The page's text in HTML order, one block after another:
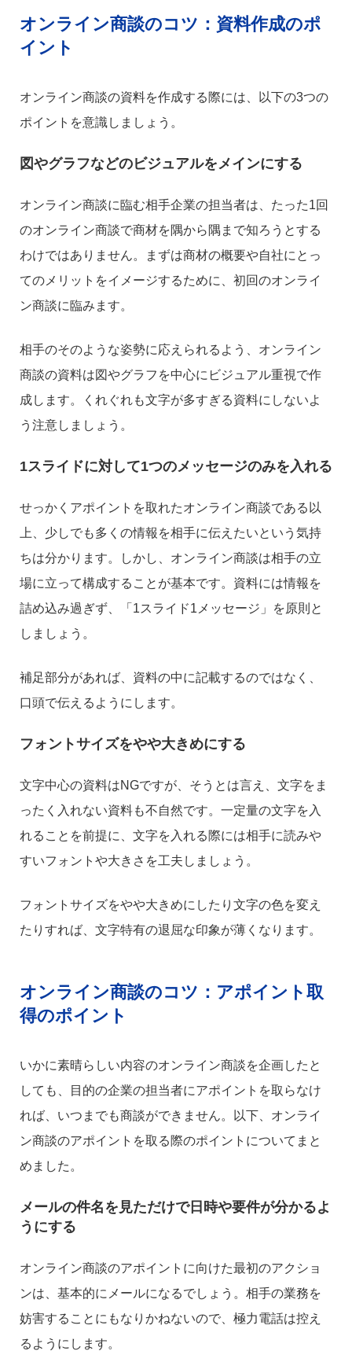
オンライン商談のコツ：資料作成のポ
イント
オンライン商談の資料を作成する際には、以下の3つの
ポイントを意識しましょう。
図やグラフなどのビジュアルをメインにする
オンライン商談に臨む相手企業の担当者は、たった1回
のオンライン商談で商材を隅から隅まで知ろうとする
わけではありません。まずは商材の概要や自社にとっ
てのメリットをイメージするために、初回のオンライ
ン商談に臨みます。
相手のそのような姿勢に応えられるよう、オンライン
商談の資料は図やグラフを中心にビジュアル重視で作
成します。くれぐれも文字が多すぎる資料にしないよ
う注意しましょう。
1スライドに対して1つのメッセージのみを入れる
せっかくアポイントを取れたオンライン商談である以
上、少しでも多くの情報を相手に伝えたいという気持
ちは分かります。しかし、オンライン商談は相手の立
場に立って構成することが基本です。資料には情報を
詰め込み過ぎず、「1スライド1メッセージ」を原則と
しましょう。
補足部分があれば、資料の中に記載するのではなく、
口頭で伝えるようにします。
フォントサイズをやや大きめにする
文字中心の資料はNGですが、そうとは言え、文字をま
ったく入れない資料も不自然です。一定量の文字を入
れることを前提に、文字を入れる際には相手に読みや
すいフォントや大きさを工夫しましょう。
フォントサイズをやや大きめにしたり文字の色を変え
たりすれば、文字特有の退屈な印象が薄くなります。
オンライン商談のコツ：アポイント取
得のポイント
いかに素晴らしい内容のオンライン商談を企画したと
しても、目的の企業の担当者にアポイントを取らなけ
れば、いつまでも商談ができません。以下、オンライ
ン商談のアポイントを取る際のポイントについてまと
めました。
メールの件名を見ただけで日時や要件が分かるよ
うにする
オンライン商談のアポイントに向けた最初のアクショ
ンは、基本的にメールになるでしょう。相手の業務を
妨害することにもなりかねないので、極力電話は控え
るようにします。